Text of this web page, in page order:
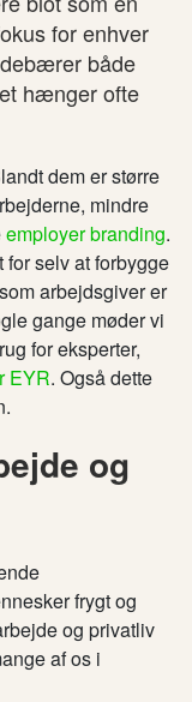
for enhver
både
hænger ofte
dem er større
mindre
employer branding.
selv at forbygge
arbejdsgiver er
gange møder vi
for eksperter,
EYR. Også dette
og
frygt og
og privatliv
af os i